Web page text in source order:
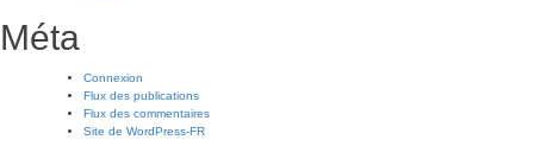
Méta
Connexion
Flux des publications
Flux des commentaires
Site de WordPress-FR